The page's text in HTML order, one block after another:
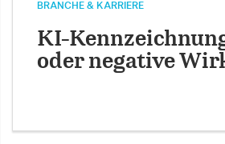
BRANCHE & KARRIERE
KI-
oder negative